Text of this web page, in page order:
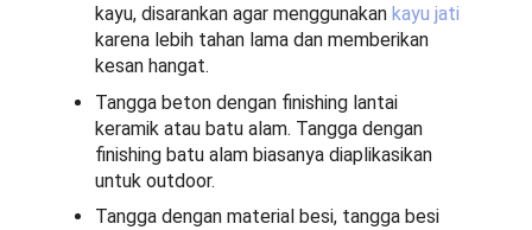
kayu, disarankan agar menggunakan kayu jati
karena lebih tahan lama dan memberikan
kesan hangat.
Tangga beton dengan finishing lantai
keramik atau batu alam. Tangga dengan
finishing batu alam biasanya diaplikasikan
untuk outdoor.
Tangga dengan material besi, tangga besi